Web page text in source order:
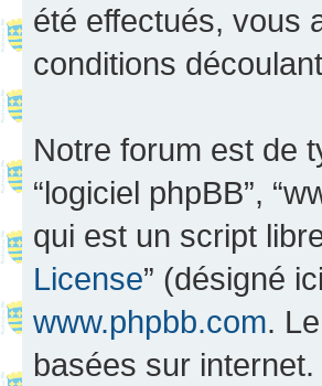
été effectués, vous
conditions
Notre forum est de
“logiciel phpBB”,
qui est un script
License” (désigné
www.phpbb.com.
basées sur